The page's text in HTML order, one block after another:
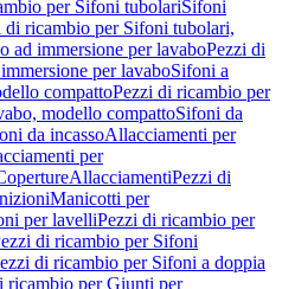
per Sifoni tubolariSifoni
di ricambio per Sifoni tubolari,
ad immersione per lavaboPezzi di
per lavaboSifoni a
compattoPezzi di ricambio per
modello compattoSifoni da
da incassoAllacciamenti per
per
AllacciamentiPezzi di
Manicotti per
per lavelliPezzi di ricambio per
di ricambio per Sifoni
di ricambio per Sifoni a doppia
ricambio per Giunti per